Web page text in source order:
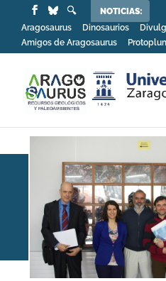
NOTICIAS:
Aragosaurus
Dinosaurios
Amigos de Aragosaurus